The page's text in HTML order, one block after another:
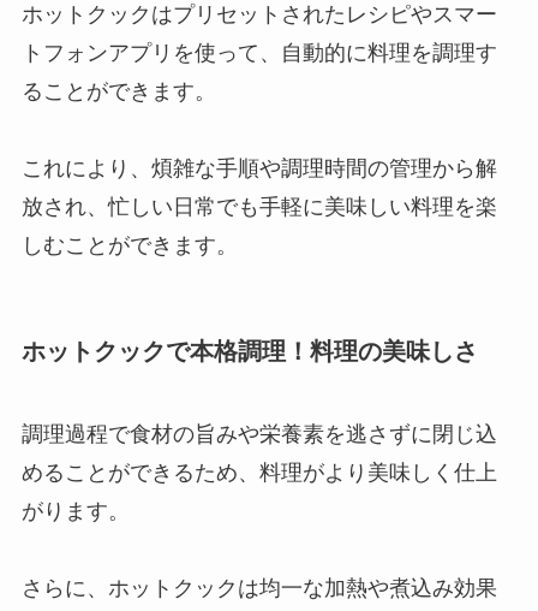
ホットクックはプリセットされたレシピやスマー
トフォンアプリを使って、自動的に料理を調理す
ることができます。
これにより、煩雑な手順や調理時間の管理から解
放され、忙しい日常でも手軽に美味しい料理を楽
しむことができます。
ホットクックで本格調理！料理の美味しさ
調理過程で食材の旨みや栄養素を逃さずに閉じ込
めることができるため、料理がより美味しく仕上
がります。
さらに、ホットクックは均一な加熱や煮込み効果